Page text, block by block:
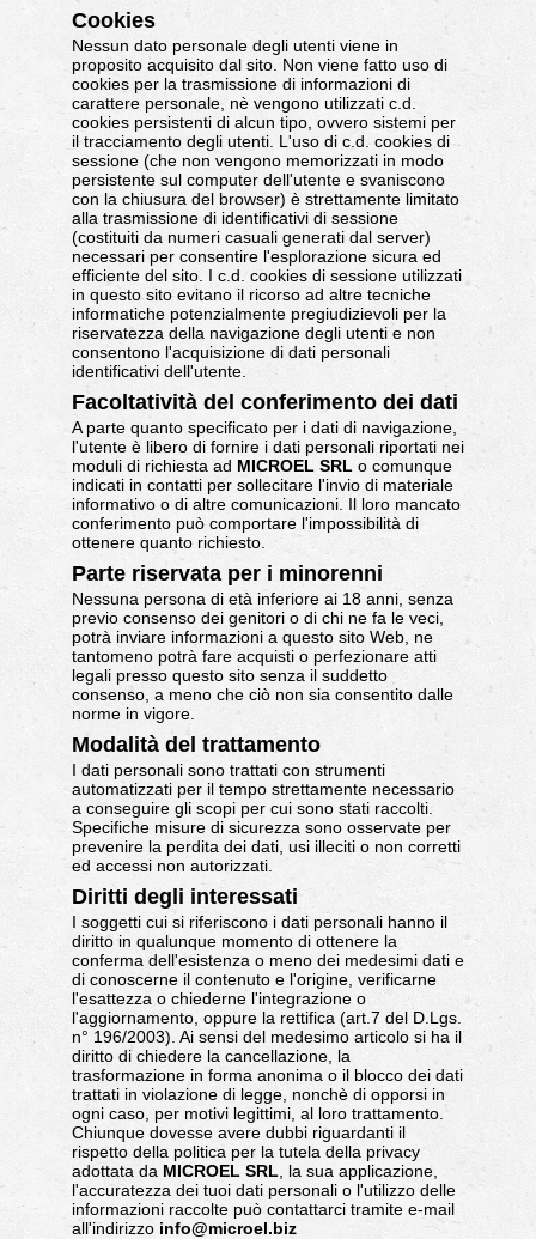
Cookies
Nessun dato personale degli utenti viene in
proposito acquisito dal sito. Non viene fatto uso di
cookies per la trasmissione di informazioni di
carattere personale, nè vengono utilizzati c.d.
cookies persistenti di alcun tipo, ovvero sistemi per
il tracciamento degli utenti. L'uso di c.d. cookies di
sessione (che non vengono memorizzati in modo
persistente sul computer dell'utente e svaniscono
con la chiusura del browser) è strettamente limitato
alla trasmissione di identificativi di sessione
(costituiti da numeri casuali generati dal server)
necessari per consentire l'esplorazione sicura ed
efficiente del sito. I c.d. cookies di sessione utilizzati
in questo sito evitano il ricorso ad altre tecniche
informatiche potenzialmente pregiudizievoli per la
riservatezza della navigazione degli utenti e non
consentono l'acquisizione di dati personali
identificativi dell'utente.
Facoltatività del conferimento dei dati
A parte quanto specificato per i dati di navigazione,
l'utente è libero di fornire i dati personali riportati nei
moduli di richiesta ad MICROEL SRL o comunque
indicati in contatti per sollecitare l'invio di materiale
informativo o di altre comunicazioni. Il loro mancato
conferimento può comportare l'impossibilità di
ottenere quanto richiesto.
Parte riservata per i minorenni
Nessuna persona di età inferiore ai 18 anni, senza
previo consenso dei genitori o di chi ne fa le veci,
potrà inviare informazioni a questo sito Web, ne
tantomeno potrà fare acquisti o perfezionare atti
legali presso questo sito senza il suddetto
consenso, a meno che ciò non sia consentito dalle
norme in vigore.
Modalità del trattamento
I dati personali sono trattati con strumenti
automatizzati per il tempo strettamente necessario
a conseguire gli scopi per cui sono stati raccolti.
Specifiche misure di sicurezza sono osservate per
prevenire la perdita dei dati, usi illeciti o non corretti
ed accessi non autorizzati.
Diritti degli interessati
I soggetti cui si riferiscono i dati personali hanno il
diritto in qualunque momento di ottenere la
conferma dell'esistenza o meno dei medesimi dati e
di conoscerne il contenuto e l'origine, verificarne
l'esattezza o chiederne l'integrazione o
l'aggiornamento, oppure la rettifica (art.7 del D.Lgs.
n° 196/2003). Ai sensi del medesimo articolo si ha il
diritto di chiedere la cancellazione, la
trasformazione in forma anonima o il blocco dei dati
trattati in violazione di legge, nonchè di opporsi in
ogni caso, per motivi legittimi, al loro trattamento.
Chiunque dovesse avere dubbi riguardanti il
rispetto della politica per la tutela della privacy
adottata da MICROEL SRL , la sua applicazione,
l'accuratezza dei tuoi dati personali o l'utilizzo delle
informazioni raccolte può contattarci tramite e-mail
all'indirizzo info@microel.biz